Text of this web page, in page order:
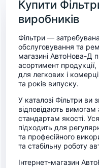
Купити
виробників
Фільтри —
обслуговування та
магазині АвтоНова-Д
асортимент
для легкових і
та років випуску.
У каталозі Фільтри ви
відповідають вимогам
стандартам якості.
підходить для
та професійного
та стабільну роботу
Інтернет-магазин